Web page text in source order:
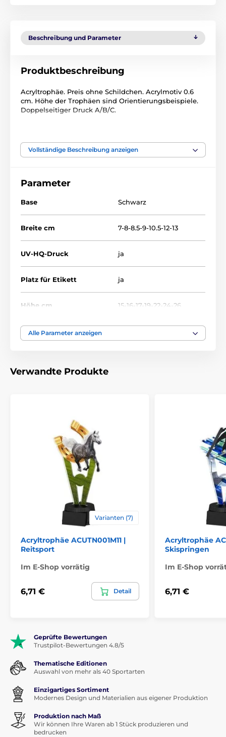
Beschreibung und Parameter
Produktbeschreibung
Acryltrophäe. Preis ohne Schildchen. Acrylmotiv 0.6
cm. Höhe der Trophäen sind Orientierungsbeispiele.
Doppelseitiger Druck A/B/C.
Biliard Acryltrophäen ACUTN001
Vollständige Beschreibung anzeigen
Parameter
Base Schwarz
Breite cm 7-8-8.5-9-10.5-12-13
UV-HQ-Druck ja
Platz für Etikett ja
Höhe cm 15-16-17-19-22-24-26
Thema
Alle Parameter anzeigen
Verwandte Produkte
Varianten (7)
Acryltrophäe ACUTN001M11 |
Reitsport
Im E-Shop vorrätig
6,71 € Detail
Acryltrophäe
Skispringen
Im E-Shop
6,71 €
Geprüfte Bewertungen
Trustpilot-Bewertungen 4.8/5
Thematische Editionen
Auswahl von mehr als 40 Sportarten
Einzigartiges Sortiment
Modernes Design und Materialien aus eigener Produktion
Produktion nach Maß
Wir können Ihre Waren ab 1 Stück produzieren und
bedrucken